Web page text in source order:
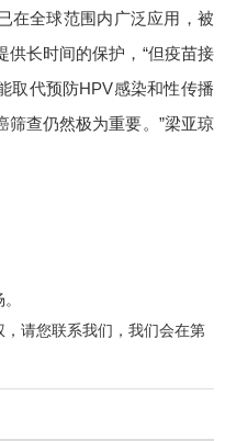
在全球范围内广泛应用，被
长时间的保护，“但疫苗接
取代预防HPV感染和性传播
查仍然极为重要。”梁亚琼
请您联系我们，我们会在第